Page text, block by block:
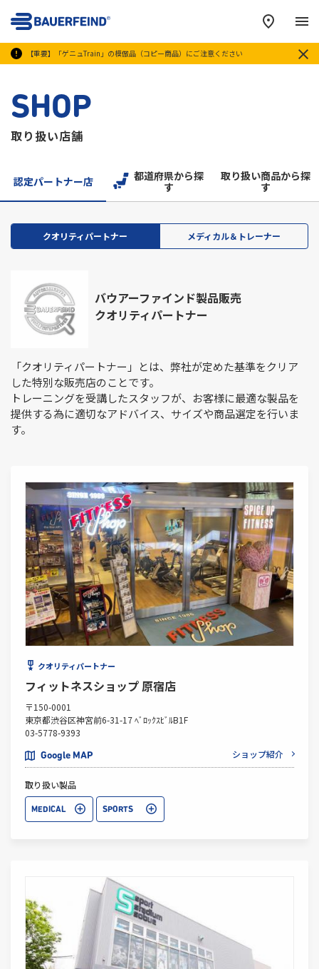
【重要】「ゲニュTrain」の模倣品（コピー商品）にご注意ください
メ
SHOP
取り扱い店舗
認定パートナー店
都道府県から探
す
取り扱い商品から探
す
クオリティパートナー メディカル＆トレーナー
バウアーファインド製品販売
クオリティパートナー
「クオリティパートナー」とは、弊社が定めた基準をクリア
した特別な販売店のことです。
トレーニングを受講したスタッフが、お客様に最適な製品を
提供する為に適切なアドバイス、サイズや商品選定を行いま
す。
クオリティパートナー
フィットネスショップ 原宿店
〒150-0001
東京都渋谷区神宮前6-31-17 ﾍﾞﾛｯｸｽﾋﾞﾙB1F
03-5778-9393
Google MAP ショップ紹介
取り扱い製品
MEDICAL SPORTS